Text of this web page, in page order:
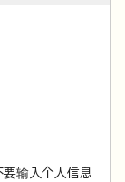
要输入个人信息